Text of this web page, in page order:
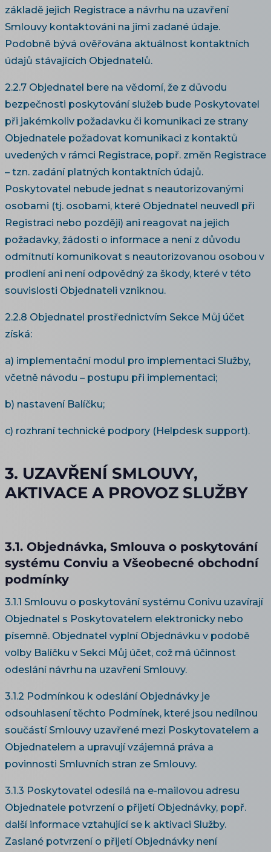
základě jejich Registrace a návrhu na uzavření
Smlouvy kontaktováni na jimi zadané údaje.
Podobně bývá ověřována aktuálnost kontaktních
údajů stávajících Objednatelů.
2.2.7 Objednatel bere na vědomí, že z důvodu
bezpečnosti poskytování služeb bude Poskytovatel
při jakémkoliv požadavku či komunikaci ze strany
Objednatele požadovat komunikaci z kontaktů
uvedených v rámci Registrace, popř. změn Registrace
– tzn. zadání platných kontaktních údajů.
Poskytovatel nebude jednat s neautorizovanými
osobami (tj. osobami, které Objednatel neuvedl při
Registraci nebo později) ani reagovat na jejich
požadavky, žádosti o informace a není z důvodu
odmítnutí komunikovat s neautorizovanou osobou v
prodlení ani není odpovědný za škody, které v této
souvislosti Objednateli vzniknou.
2.2.8 Objednatel prostřednictvím Sekce Můj účet
získá:
a) implementační modul pro implementaci Služby,
včetně návodu – postupu při implementaci;
b) nastavení Balíčku;
c) rozhraní technické podpory (Helpdesk support).
3. UZAVŘENÍ SMLOUVY,
AKTIVACE A PROVOZ SLUŽBY
3.1. Objednávka, Smlouva o poskytování
systému Conviu a Všeobecné obchodní
podmínky
3.1.1 Smlouvu o poskytování systému Conivu uzavírají
Objednatel s Poskytovatelem elektronicky nebo
písemně. Objednatel vyplní Objednávku v podobě
volby Balíčku v Sekci Můj účet, což má účinnost
odeslání návrhu na uzavření Smlouvy.
3.1.2 Podmínkou k odeslání Objednávky je
odsouhlasení těchto Podmínek, které jsou nedílnou
součástí Smlouvy uzavřené mezi Poskytovatelem a
Objednatelem a upravují vzájemná práva a
povinnosti Smluvních stran ze Smlouvy.
3.1.3 Poskytovatel odesílá na e-mailovou adresu
Objednatele potvrzení o přijetí Objednávky, popř.
další informace vztahující se k aktivaci Služby.
Zaslané potvrzení o přijetí Objednávky není